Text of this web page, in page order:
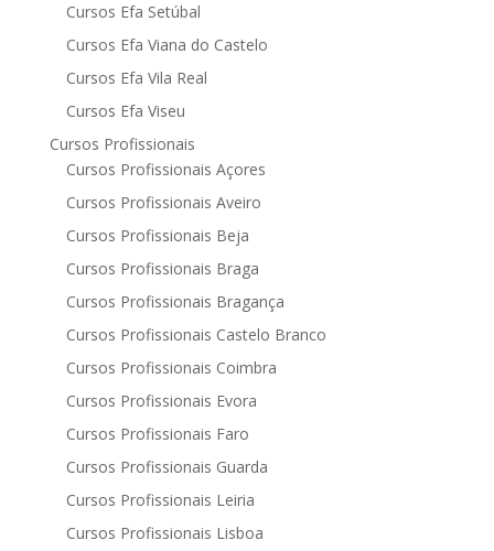
Cursos Efa Setúbal
Cursos Efa Viana do Castelo
Cursos Efa Vila Real
Cursos Efa Viseu
Cursos Profissionais
Cursos Profissionais Açores
Cursos Profissionais Aveiro
Cursos Profissionais Beja
Cursos Profissionais Braga
Cursos Profissionais Bragança
Cursos Profissionais Castelo Branco
Cursos Profissionais Coimbra
Cursos Profissionais Evora
Cursos Profissionais Faro
Cursos Profissionais Guarda
Cursos Profissionais Leiria
Cursos Profissionais Lisboa